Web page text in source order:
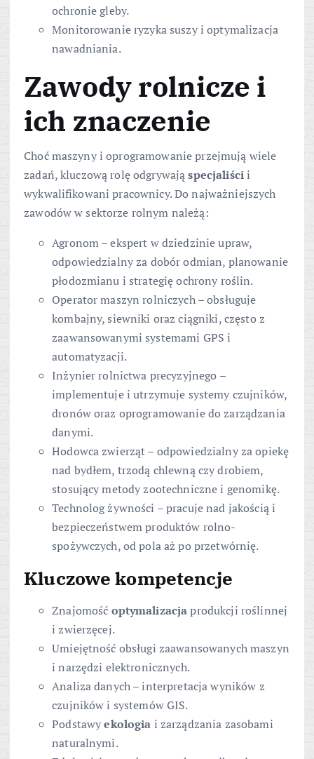
ochronie gleby.
Monitorowanie ryzyka suszy i optymalizacja
nawadniania.
Zawody rolnicze i
ich znaczenie
Choć maszyny i oprogramowanie przejmują wiele
zadań, kluczową rolę odgrywająspecjaliścii
wykwalifikowani pracownicy. Do najważniejszych
zawodów w sektorze rolnym należą:
Agronom – ekspert w dziedzinie upraw,
odpowiedzialny za dobór odmian, planowanie
płodozmianu i strategię ochrony roślin.
Operator maszyn rolniczych – obsługuje
kombajny, siewniki oraz ciągniki, często z
zaawansowanymi systemami GPS i
automatyzacji.
Inżynier rolnictwa precyzyjnego –
implementuje i utrzymuje systemy czujników,
dronów oraz oprogramowanie do zarządzania
danymi.
Hodowca zwierząt – odpowiedzialny za opiekę
nad bydłem, trzodą chlewną czy drobiem,
stosujący metody zootechniczne i genomikę.
Technolog żywności – pracuje nad jakością i
bezpieczeństwem produktów rolno-
spożywczych, od pola aż po przetwórnię.
Kluczowe kompetencje
Znajomość optymalizacjaprodukcji roślinnej
i zwierzęcej.
Umiejętność obsługi zaawansowanych maszyn
i narzędzi elektronicznych.
Analiza danych – interpretacja wyników z
czujników i systemów GIS.
Podstawyekologia i zarządzania zasobami
naturalnymi.